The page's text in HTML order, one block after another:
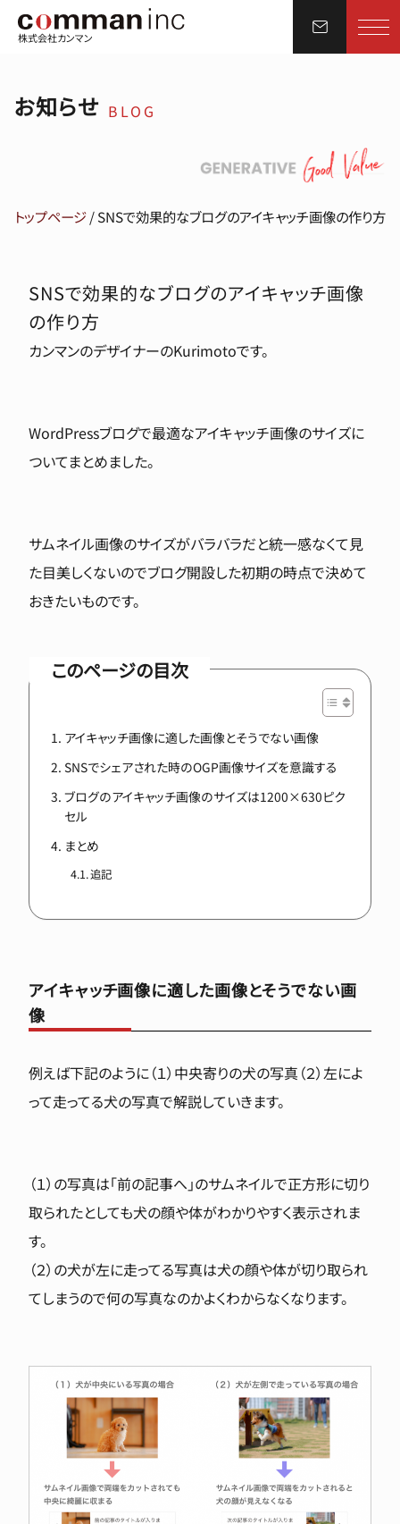
株式会社カンマン
お知らせ BLOG
トップページ/SNSで効果的なブログのアイキャッチ画像の作り方
SNSで効果的なブログのアイキャッチ画像
の作り方
カンマンのデザイナーのKurimotoです。
WordPressブログで最適なアイキャッチ画像のサイズに
ついてまとめました。
サムネイル画像のサイズがバラバラだと統一感なくて見
た目美しくないのでブログ開設した初期の時点で決めて
おきたいものです。
このページの目次
アイキャッチ画像に適した画像とそうでない画像
SNSでシェアされた時のOGP画像サイズを意識する
ブログのアイキャッチ画像のサイズは1200×630ピク
セル
まとめ
追記
アイキャッチ画像に適した画像とそうでない画
像
例えば下記のように（１）中央寄りの犬の写真（２）左によ
って走ってる犬の写真で解説していきます。
（１）の写真は「前の記事へ」のサムネイルで正方形に切り
取られたとしても犬の顔や体がわかりやすく表示されま
す。
（２）の犬が左に走ってる写真は犬の顔や体が切り取られ
てしまうので何の写真なのかよくわからなくなります。